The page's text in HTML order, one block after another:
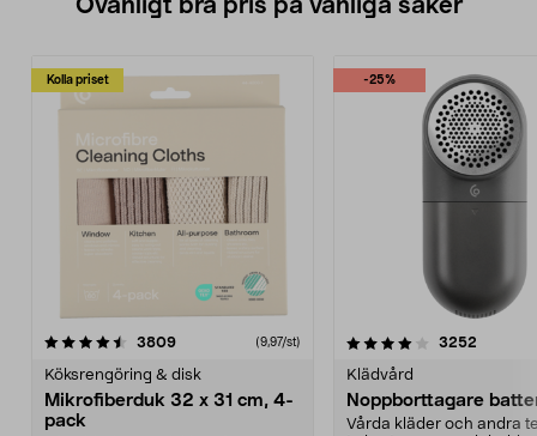
Ovanligt bra pris på vanliga saker
Kolla priset
3809recensioner (9,97/st)
Köksrengöring & disk
Mikrofiberduk 32 x 31 cm, 4-
pack
-25%
4.0av 5 stjärnor 3252
Klädvård
Noppborttagare
Vårda kläder och andra
4.5av 5 stjärnor